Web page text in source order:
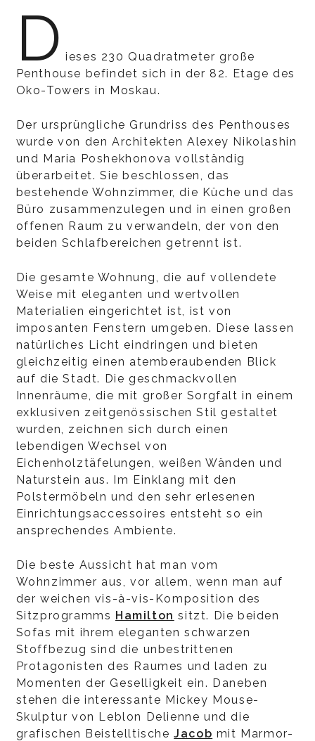
D ieses 230 Quadratmeter große
Penthouse befindet sich in der 82. Etage des
Oko-Towers in Moskau.
Der ursprüngliche Grundriss des Penthouses
wurde von den Architekten Alexey Nikolashin
und Maria Poshekhonova vollständig
überarbeitet. Sie beschlossen, das
bestehende Wohnzimmer, die Küche und das
Büro zusammenzulegen und in einen großen
offenen Raum zu verwandeln, der von den
beiden Schlafbereichen getrennt ist.
Die gesamte Wohnung, die auf vollendete
Weise mit eleganten und wertvollen
Materialien eingerichtet ist, ist von
imposanten Fenstern umgeben. Diese lassen
natürliches Licht eindringen und bieten
gleichzeitig einen atemberaubenden Blick
auf die Stadt. Die geschmackvollen
Innenräume, die mit großer Sorgfalt in einem
exklusiven zeitgenössischen Stil gestaltet
wurden, zeichnen sich durch einen
lebendigen Wechsel von
Eichenholztäfelungen, weißen Wänden und
Naturstein aus. Im Einklang mit den
Polstermöbeln und den sehr erlesenen
Einrichtungsaccessoires entsteht so ein
ansprechendes Ambiente.
Die beste Aussicht hat man vom
Wohnzimmer aus, vor allem, wenn man auf
der weichen vis-à-vis-Komposition des
Sitzprogramms Hamilton sitzt. Die beiden
Sofas mit ihrem eleganten schwarzen
Stoffbezug sind die unbestrittenen
Protagonisten des Raumes und laden zu
Momenten der Geselligkeit ein. Daneben
stehen die interessante Mickey Mouse-
Skulptur von Leblon Delienne und die
grafischen BeistelltischeJacob mit Marmor-